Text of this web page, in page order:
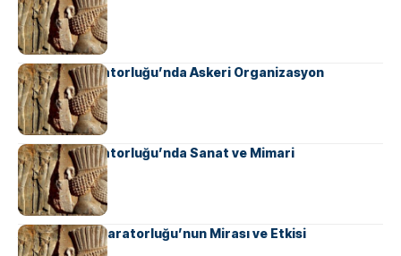
Sasani İmparatorluğu’nda Askeri Organizasyon
Sasani İmparatorluğu’nda Sanat ve Mimari
Ahameniş İmparatorluğu’nun Mirası ve Etkisi